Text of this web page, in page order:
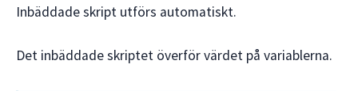
Inbäddade skript utförs automatiskt.
Det inbäddade skriptet överför värdet på variablerna.